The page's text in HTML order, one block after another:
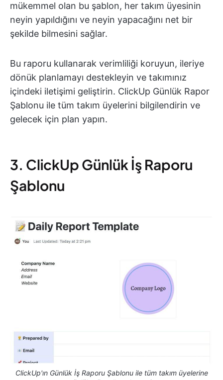
mükemmel olan bu şablon, her takım üyesinin
neyin yapıldığını ve neyin yapacağını net bir
şekilde bilmesini sağlar.
Bu raporu kullanarak verimliliği koruyun, ileriye
dönük planlamayı destekleyin ve takımınız
içindeki iletişimi geliştirin. ClickUp Günlük Rapor
Şablonu ile tüm takım üyelerini bilgilendirin ve
gelecek için plan yapın.
3. ClickUp Günlük İş Raporu
Şablonu
ClickUp'ın Günlük İş Raporu Şablonu ile tüm takım üyelerine